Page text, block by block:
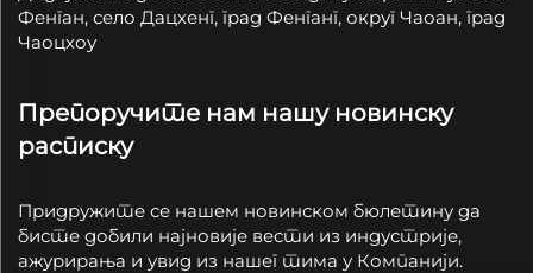
Фенган, село Дацхенг, град Фенганг, округ Чаоан, град
Чаоцхоу
Препоручите нам нашу новинску
расписку
Придружите се нашем новинском бюлетину да
бисте добили најновије вести из индустрије,
ажурирања и увид из нашег тима у Компанији.